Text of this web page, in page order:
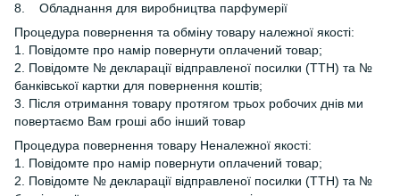
8. Обладнання для виробництва парфумерії
Процедура повернення та обміну товару належної якості:
1. Повідомте про намір повернути оплачений товар;
2. Повідомте № декларації відправленої посилки (ТТН) та №
банківської картки для повернення коштів;
3. Після отримання товару протягом трьох робочих днів ми
повертаємо Вам гроші або інший товар
Процедура повернення товару Неналежної якості:
1. Повідомте про намір повернути оплачений товар;
2. Повідомте № декларації відправленої посилки (ТТН) та №